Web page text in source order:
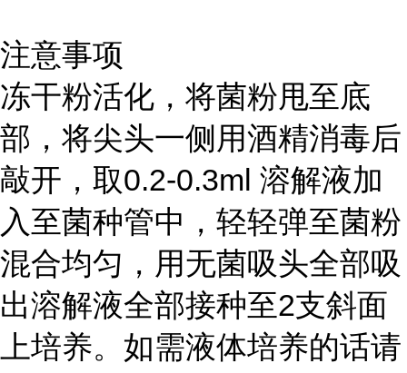
注意事项
冻干粉活化，将菌粉甩至底
部，将尖头一侧用酒精消毒后
敲开，取0.2-0.3ml 溶解液加
入至菌种管中，轻轻弹至菌粉
混合均匀，用无菌吸头全部吸
出溶解液全部接种至2支斜面
上培养。如需液体培养的话请